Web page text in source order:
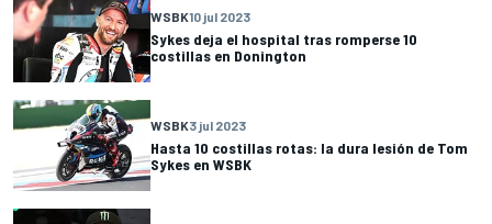
WSBK10 jul 2023
Sykes deja el hospital tras romperse 10
costillas en Donington
WSBK3 jul 2023
Hasta 10 costillas rotas: la dura lesión de Tom
Sykes en WSBK